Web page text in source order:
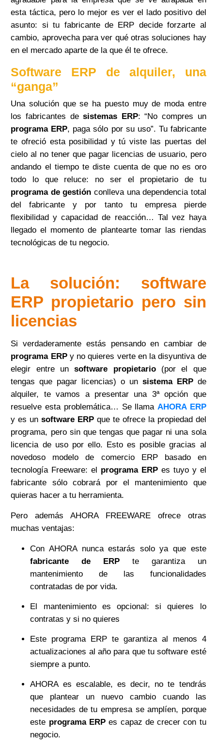
esta táctica, pero lo mejor es ver el lado positivo del
asunto: si tu fabricante de ERP decide forzarte al
cambio, aprovecha para ver qué otras soluciones hay
en el mercado aparte de la que él te ofrece.
Software ERP de alquiler, una
“ganga”
Una solución que se ha puesto muy de moda entre
los fabricantes desistemas ERP: “No compres un
programa ERP, paga sólo por su uso”. Tu fabricante
te ofreció esta posibilidad y tú viste las puertas del
cielo al no tener que pagar licencias de usuario, pero
andando el tiempo te diste cuenta de que no es oro
todo lo que reluce: no ser el propietario de tu
programa de gestión conlleva una dependencia total
del fabricante y por tanto tu empresa pierde
flexibilidad y capacidad de reacción… Tal vez haya
llegado el momento de plantearte tomar las riendas
tecnológicas de tu negocio.
La solución: software
ERP propietario pero sin
licencias
Si verdaderamente estás pensando en cambiar de
programa ERPy no quieres verte en la disyuntiva de
elegir entre unsoftware propietario(por el que
tengas que pagar licencias) o un sistema ERP de
alquiler, te vamos a presentar una 3ª opción que
resuelve esta problemática… Se llama AHORA ERP
y es unsoftware ERP que te ofrece la propiedad del
programa, pero sin que tengas que pagar ni una sola
licencia de uso por ello. Esto es posible gracias al
novedoso modelo de comercio ERP basado en
tecnología Freeware: el programa ERP es tuyo y el
fabricante sólo cobrará por el mantenimiento que
quieras hacer a tu herramienta.
Pero además AHORA FREEWARE ofrece otras
muchas ventajas:
Con AHORA nunca estarás solo ya que este
fabricante de ERP te garantiza un
mantenimiento de las funcionalidades
contratadas de por vida.
El mantenimiento es opcional: si quieres lo
contratas y si no quieres
Este programa ERP te garantiza al menos 4
actualizaciones al año para que tu software esté
siempre a punto.
AHORA es escalable, es decir, no te tendrás
que plantear un nuevo cambio cuando las
necesidades de tu empresa se amplíen, porque
este programa ERPes capaz de crecer con tu
negocio.